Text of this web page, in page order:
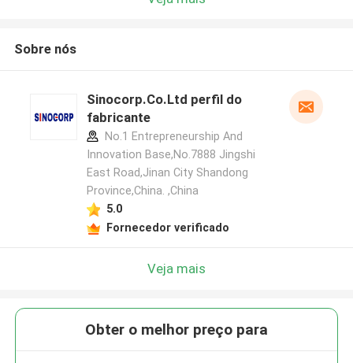
Sobre nós
Sinocorp.Co.Ltd perfil do
fabricante
No.1 Entrepreneurship And
Innovation Base,No.7888 Jingshi
East Road,Jinan City Shandong
Province,China. ,China
5.0
Fornecedor verificado
Veja mais
Obter o melhor preço para